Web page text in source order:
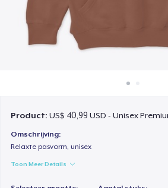
Product:US$ 40,99 USD - Unisex
Omschrijving:
Relaxte pasvorm, unisex
Toon Meer Details